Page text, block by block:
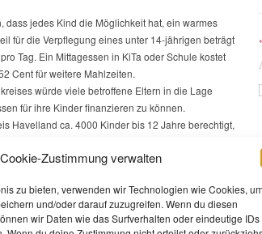
Cookie-Zustimmung verwalten
zu bieten, verwenden wir Technologien wie Cookies,
und/oder darauf zuzugreifen. Wenn du diesen
wir Daten wie das Surfverhalten oder eindeutige IDs
dass jedes Kind die Möglichkeit hat, ein warmes
für die Verpflegung eines unter 14-jährigen beträgt
Tag. Ein Mittagessen in KiTa oder Schule kostet
Cent für weitere Mahlzeiten.
würde viele betroffene Eltern in die Lage
für ihre Kinder finanzieren zu können.
Havelland ca. 4000 Kinder bis 12 Jahre berechtigt,
erhalten. Erfahrungsgemäß liegt der Anteil derer,
bei ca. 50 Prozent. Dadurch entstehen in 2009
Euro pro Jahr.
der Zählgemeinschaft SPD, CDU, FDP und
werden. Allerdings ahne sich schon jetzt, dass
finden werden, um diesen Antrag abzulehnen.